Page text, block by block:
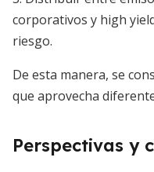
corporativos y high
riesgo.
De esta manera, se
que aprovecha
Perspectivas y